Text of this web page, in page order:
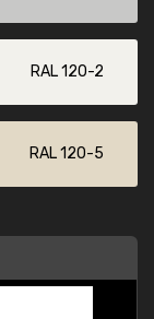
RAL 120-2
RAL 120-5